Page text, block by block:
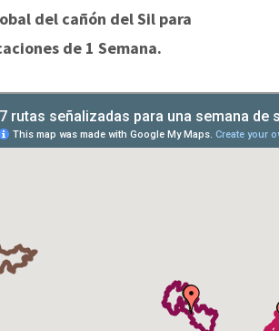
del cañón del Sil para
de 1 Semana.